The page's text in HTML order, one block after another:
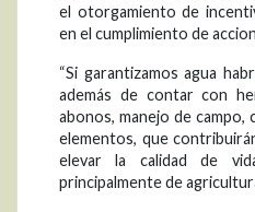
el otorgamiento de
en el cumplimiento de
“Si garantizamos agua
además de contar con
abonos, manejo de
elementos, que
elevar la calidad de
principalmente de